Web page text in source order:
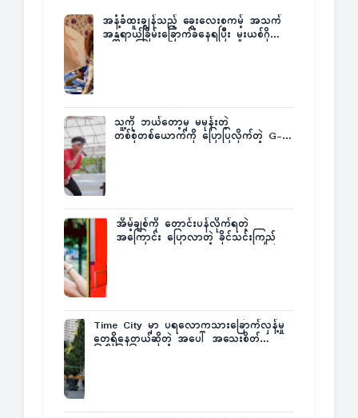
အနံ့ခံထူးချွန်သည့် ခွေးလေးစကမ့် အသက်
အန္တရာယ်ခြိမ်းခြောက်ခံနေရပြီး မူးယစ်ဂိုဏ်း
သူ့ကို ဘယ်တော့မှ မမုန်းတဲ့
တစ်စုံတစ်ယောက်ကို ပြောပြလိုက်တဲ့ G-
အိမ့်ချစ်ကို တောင်းပန်လိုက်ရတဲ့
အကြောင်း ပြောလာတဲ့ ခိုင်သင်းကြည်
Time City မှာ ပရလောကသားခြောက်လှန့်မှု
တွေရှိနေတယ်ဆိုတဲ့ အပေါ် အသေးစိတ်